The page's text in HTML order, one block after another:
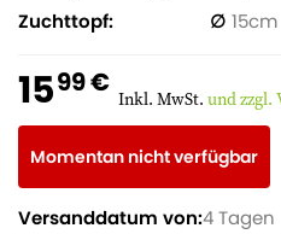
Zuchttopf
15
1599 € Inkl. MwSt. und zzgl.
Momentan nicht verfügbar
Versanddatum von:4 Tagen